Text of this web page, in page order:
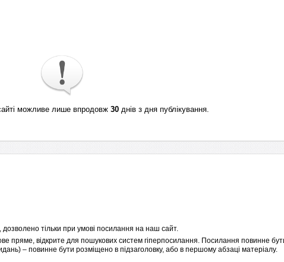
можливе лише впродовж 30 днів з дня публікування.
тільки при умові посилання на наш сайт.
пряме, відкрите для пошукових систем гіперпосилання. Посилання повинне
– повинне бути розміщено в підзаголовку, або в першому абзаці матеріалу.